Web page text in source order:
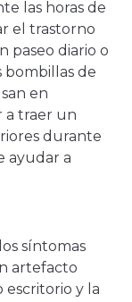
las horas de
el trastorno
paseo diario o
bombillas de
en
a traer un
durante
ayudar a
síntomas
artefacto
escritorio y la